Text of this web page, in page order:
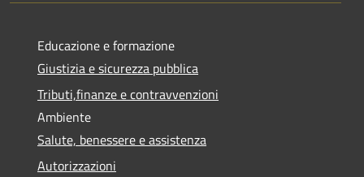
Educazione e formazione
Giustizia e sicurezza pubblica
Tributi,finanze e contravvenzioni
Ambiente
Salute, benessere e assistenza
Autorizzazioni